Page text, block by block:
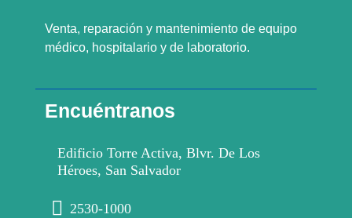
Venta, reparación y mantenimiento de equipo
médico, hospitalario y de laboratorio.
Encuéntranos
Edificio Torre Activa, Blvr. De Los
Héroes, San Salvador
2530-1000